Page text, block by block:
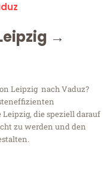
→
Leipzig nach Vaduz?
die speziell darauf
zu werden und den